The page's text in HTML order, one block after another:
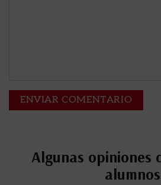
Algunas opiniones
alumnos